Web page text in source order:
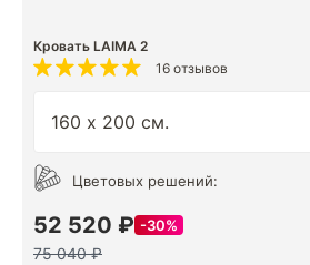
Кровать LAIMA 2
16 отзывов
Цветовых решений:
52 520 ₽ 30%
75 040 ₽